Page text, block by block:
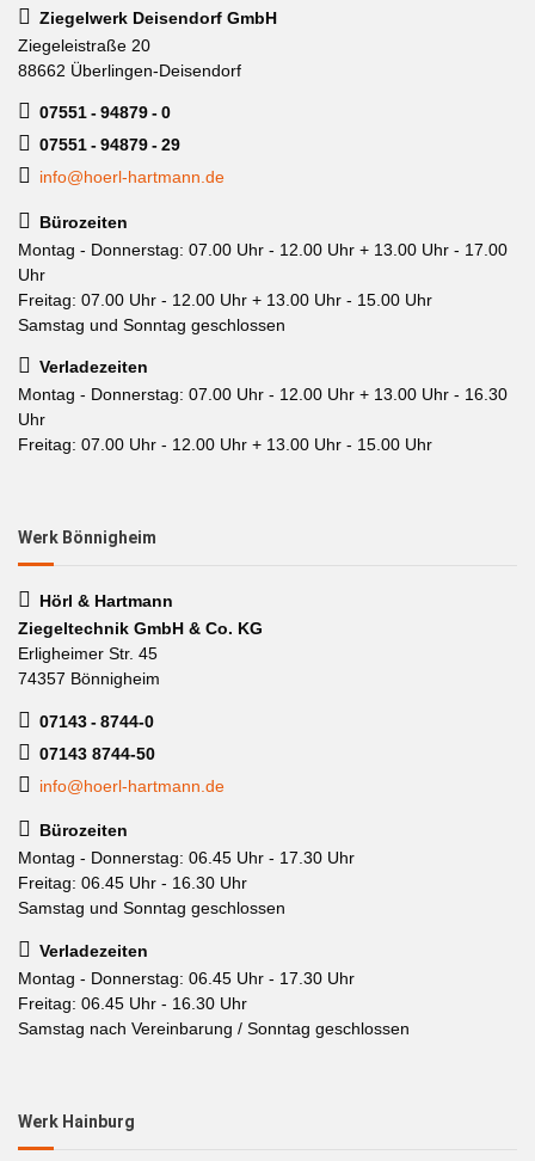
Ziegelwerk Deisendorf GmbH
Ziegeleistraße 20
88662 Überlingen-Deisendorf
07551 - 94879 - 0
07551 - 94879 - 29
info@hoerl-hartmann.de
Bürozeiten
Montag - Donnerstag: 07.00 Uhr - 12.00 Uhr + 13.00 Uhr - 17.00
Uhr
Freitag: 07.00 Uhr - 12.00 Uhr + 13.00 Uhr - 15.00 Uhr
Samstag und Sonntag geschlossen
Verladezeiten
Montag - Donnerstag: 07.00 Uhr - 12.00 Uhr + 13.00 Uhr - 16.30
Uhr
Freitag: 07.00 Uhr - 12.00 Uhr + 13.00 Uhr - 15.00 Uhr
Werk Bönnigheim
Hörl & Hartmann
Ziegeltechnik GmbH & Co. KG
Erligheimer Str. 45
74357 Bönnigheim
07143 - 8744-0
07143 8744-50
info@hoerl-hartmann.de
Bürozeiten
Montag - Donnerstag: 06.45 Uhr - 17.30 Uhr
Freitag: 06.45 Uhr - 16.30 Uhr
Samstag und Sonntag geschlossen
Verladezeiten
Montag - Donnerstag: 06.45 Uhr - 17.30 Uhr
Freitag: 06.45 Uhr - 16.30 Uhr
Samstag nach Vereinbarung / Sonntag geschlossen
Werk Hainburg